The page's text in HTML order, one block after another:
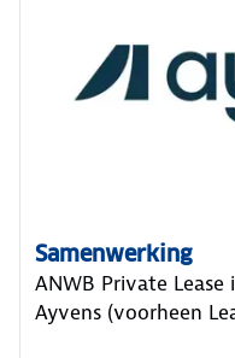
Samenwerking
ANWB Private
Ayvens (voorheen